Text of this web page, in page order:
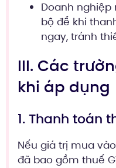
Doanh
bộ để khi
ngay, tránh
III. Các
khi áp dụng
1. Thanh toán
Nếu giá trị mua
đã bao gồm thuế